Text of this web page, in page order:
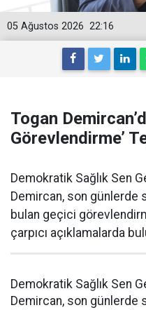
22:16
05 Ağustos 2026
Togan
Görevlendirme’
Demokratik Sağlık Sen
Demircan, son günlerde
bulan geçici
çarpıcı açıklamalarda
Demokratik Sağlık Sen
Demircan, son günlerde